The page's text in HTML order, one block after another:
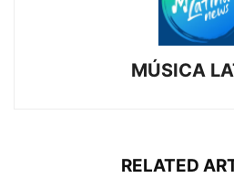
MÚSICA
RELATED